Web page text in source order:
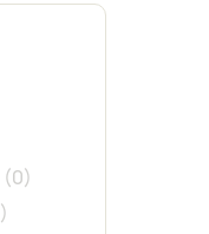
(0)
)